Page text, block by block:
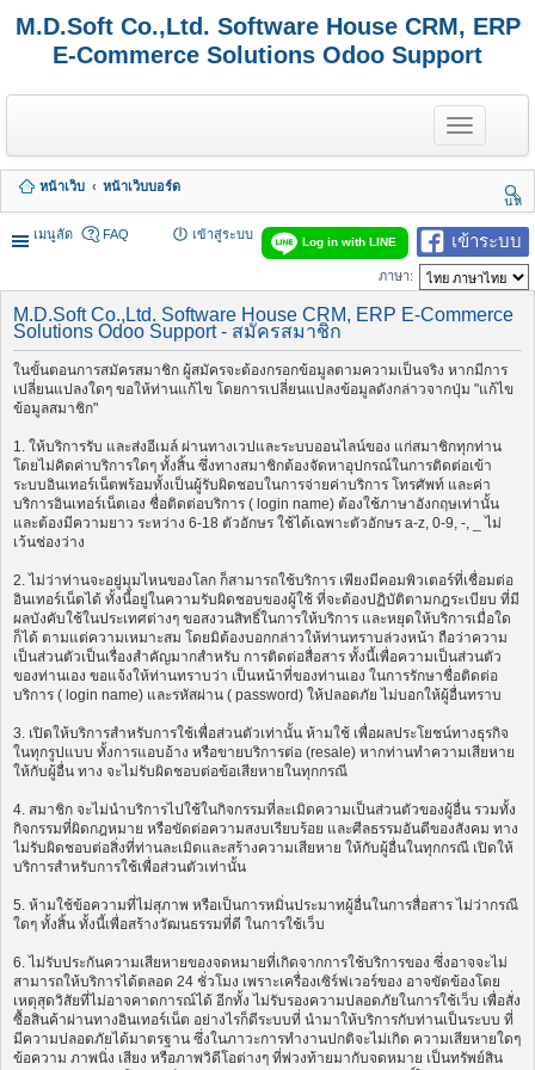
M.D.Soft Co.,Ltd. Software House CRM, ERP
E-Commerce Solutions Odoo Support
T
o
g
e
n
a
v
i
a
o
n
หน้าเว็บ
หน้าเว็บบอร์ด
นห
า
เมนูลัด
เข้าระบบ
Log in with LINE
FAQ เข้าสู่ระบบ
ภาษา:
M.D.Soft Co.,Ltd. Software House CRM, ERP E-Commerce
Solutions Odoo Support - สมัครสมาชิก
ในขั้นตอนการสมัครสมาชิก ผู้สมัครจะต้องกรอกข้อมูลตามความเป็นจริง หากมีการ
เปลี่ยนแปลงใดๆ ขอให้ท่านแก้ไข โดยการเปลี่ยนแปลงข้อมูลดังกล่าวจากปุ่ม "แก้ไข
ข้อมูลสมาชิก"
1. ให้บริการรับ และส่งอีเมล์ ผ่านทางเวปและระบบออนไลน์ของ แก่สมาชิกทุกท่าน
โดยไม่คิดค่าบริการใดๆ ทั้งสิ้น ซึ่งทางสมาชิกต้องจัดหาอุปกรณ์ในการติดต่อเข้า
ระบบอินเทอร์เน็ตพร้อมทั้งเป็นผู้รับผิดชอบในการจ่ายค่าบริการ โทรศัพท์ และค่า
บริการอินเทอร์เน็ตเอง ชื่อติดต่อบริการ ( login name) ต้องใช้ภาษาอังกฤษเท่านั้น
และต้องมีความยาว ระหว่าง 6-18 ตัวอักษร ใช้ได้เฉพาะตัวอักษร a-z, 0-9, -, _ ไม่
เว้นช่องว่าง
2. ไม่ว่าท่านจะอยู่มุมไหนของโลก ก็สามารถใช้บริการ เพียงมีคอมพิวเตอร์ที่เชื่อมต่อ
อินเทอร์เน็ตได้ ทั้งนี้อยู่ในความรับผิดชอบของผู้ใช้ ที่จะต้องปฏิบัติตามกฎระเบียบ ที่มี
ผลบังคับใช้ในประเทศต่างๆ ขอสงวนสิทธิ์ในการให้บริการ และหยุดให้บริการเมื่อใด
ก็ได้ ตามแต่ความเหมาะสม โดยมิต้องบอกกล่าวให้ท่านทราบล่วงหน้า ถือว่าความ
เป็นส่วนตัวเป็นเรื่องสำคัญมากสำหรับ การติดต่อสื่อสาร ทั้งนี้เพื่อความเป็นส่วนตัว
ของท่านเอง ขอแจ้งให้ท่านทราบว่า เป็นหน้าที่ของท่านเอง ในการรักษาชื่อติดต่อ
บริการ ( login name) และรหัสผ่าน ( password) ให้ปลอดภัย ไม่บอกให้ผู้อื่นทราบ
3. เปิดให้บริการสำหรับการใช้เพื่อส่วนตัวเท่านั้น ห้ามใช้ เพื่อผลประโยชน์ทางธุรกิจ
ในทุกรูปแบบ ทั้งการแอบอ้าง หรือขายบริการต่อ (resale) หากท่านทำความเสียหาย
ให้กับผู้อื่น ทาง จะไม่รับผิดชอบต่อข้อเสียหายในทุกกรณี
4. สมาชิก จะไม่นำบริการไปใช้ในกิจกรรมที่ละเมิดความเป็นส่วนตัวของผู้อื่น รวมทั้ง
กิจกรรมที่ผิดกฎหมาย หรือขัดต่อความสงบเรียบร้อย และศีลธรรมอันดีของสังคม ทาง
ไม่รับผิดชอบต่อสิ่งที่ท่านละเมิดและสร้างความเสียหาย ให้กับผู้อื่นในทุกกรณี เปิดให้
บริการสำหรับการใช้เพื่อส่วนตัวเท่านั้น
5. ห้ามใช้ข้อความที่ไม่สุภาพ หรือเป็นการหมิ่นประมาทผู้อื่นในการสื่อสาร ไม่ว่ากรณี
ใดๆ ทั้งสิ้น ทั้งนี้เพื่อสร้างวัฒนธรรมที่ดี ในการใช้เว็บ
6. ไม่รับประกันความเสียหายของจดหมายที่เกิดจากการใช้บริการของ ซึ่งอาจจะไม่
สามารถให้บริการได้ตลอด 24 ชั่วโมง เพราะเครื่องเซิร์ฟเวอร์ของ อาจขัดข้องโดย
เหตุสุดวิสัยที่ไม่อาจคาดการณ์ได้ อีกทั้ง ไม่รับรองความปลอดภัยในการใช้เว็บ เพื่อสั่ง
ซื้อสินค้าผ่านทางอินเทอร์เน็ต อย่างไรก็ดีระบบที่ นำมาให้บริการกับท่านเป็นระบบ ที่
มีความปลอดภัยได้มาตรฐาน ซึ่งในภาวะการทำงานปกติจะไม่เกิด ความเสียหายใดๆ
ข้อความ ภาพนิ่ง เสียง หรือภาพวิดีโอต่างๆ ที่พ่วงท้ายมากับจดหมาย เป็นทรัพย์สิน